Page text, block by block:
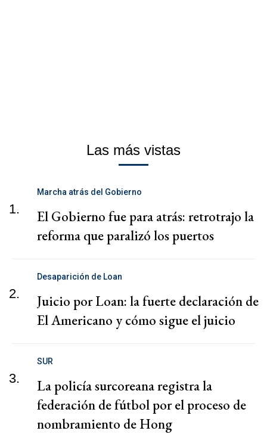
Las más vistas
1.
Marcha atrás del Gobierno
El Gobierno fue para atrás: retrotrajo la
reforma que paralizó los puertos
2.
Desaparición de Loan
Juicio por Loan: la fuerte declaración de
El Americano y cómo sigue el juicio
3.
SUR
La policía surcoreana registra la
federación de fútbol por el proceso de
nombramiento de Hong